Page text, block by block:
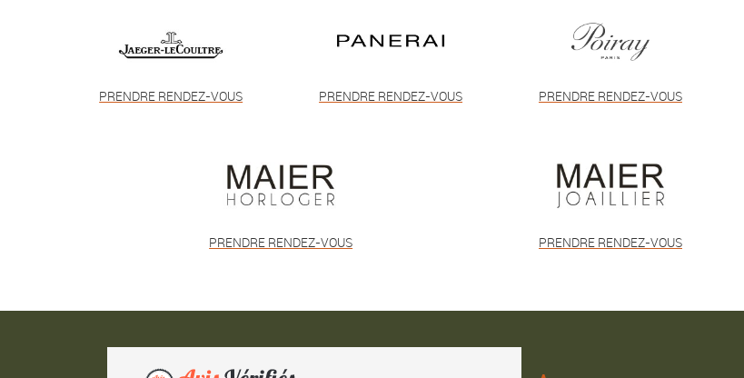
PRENDRE RENDEZ-VOUS PRENDRE RENDEZ-VOUS PRENDRE RENDEZ-VOUS
PRENDRE RENDEZ-VOUS PRENDRE RENDEZ-VOUS